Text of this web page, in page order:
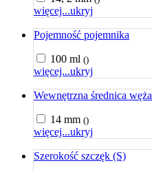
więcej...ukryj
Pojemność pojemnika
100 ml ()
więcej...ukryj
Wewnętrzna średnica węża
14 mm ()
więcej...ukryj
Szerokość szczęk (S)